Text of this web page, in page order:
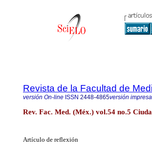
Revista de la Facultad de
versión On-line ISSN 2448-4865versión impresa
Rev. Fac. Med. (Méx.) vol.54 no.5
Artículo de reflexión